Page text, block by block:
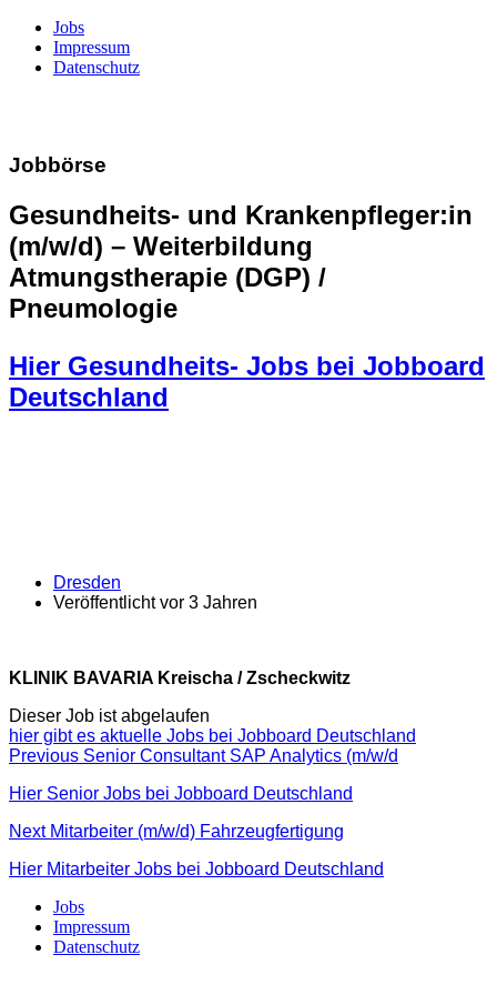
Jobs
Impressum
Datenschutz
Jobbörse
Gesundheits- und Krankenpfleger:in
(m/w/d) – Weiterbildung
Atmungstherapie (DGP) /
Pneumologie
Hier Gesundheits- Jobs bei Jobboard
Deutschland
Dresden
Veröffentlicht vor 3 Jahren
KLINIK BAVARIA Kreischa / Zscheckwitz
Dieser Job ist abgelaufen
hier gibt es aktuelle Jobs bei Jobboard Deutschland
Beitragsnavigation
Previous Previous
Senior Consultant SAP Analytics (m/w/d
Hier Senior Jobs bei Jobboard Deutschland
Next Next
Mitarbeiter (m/w/d) Fahrzeugfertigung
Hier Mitarbeiter Jobs bei Jobboard Deutschland
Jobs
Impressum
Datenschutz